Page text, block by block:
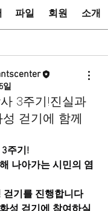
파일 회원 소개
일
3주기!진실과
걷기에 함께
주기!
나아가는 시민의 염
걷기를 진행합니다